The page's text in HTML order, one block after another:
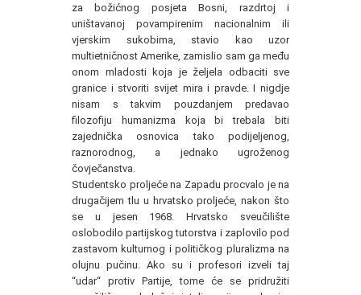
za božićnog posjeta Bosni, razdrtoj i
uništavanoj povampirenim nacionalnim ili
vjerskim sukobima, stavio kao uzor
multietničnost Amerike, zamislio sam ga među
onom mladosti koja je željela odbaciti sve
granice i stvoriti svijet mira i pravde. I nigdje
nisam s takvim pouzdanjem predavao
filozofiju humanizma koja bi trebala biti
zajednička osnovica tako podijeljenog,
raznorodnog, a jednako ugroženog
čovječanstva.
Studentsko proljeće na Zapadu procvalo je na
drugačijem tlu u hrvatsko proljeće, nakon što
se u jesen 1968. Hrvatsko sveučilište
oslobodilo partijskog tutorstva i zaplovilo pod
zastavom kulturnog i političkog pluralizma na
olujnu pučinu. Ako su i profesori izveli taj
“udar“ protiv Partije, tome će se pridružiti